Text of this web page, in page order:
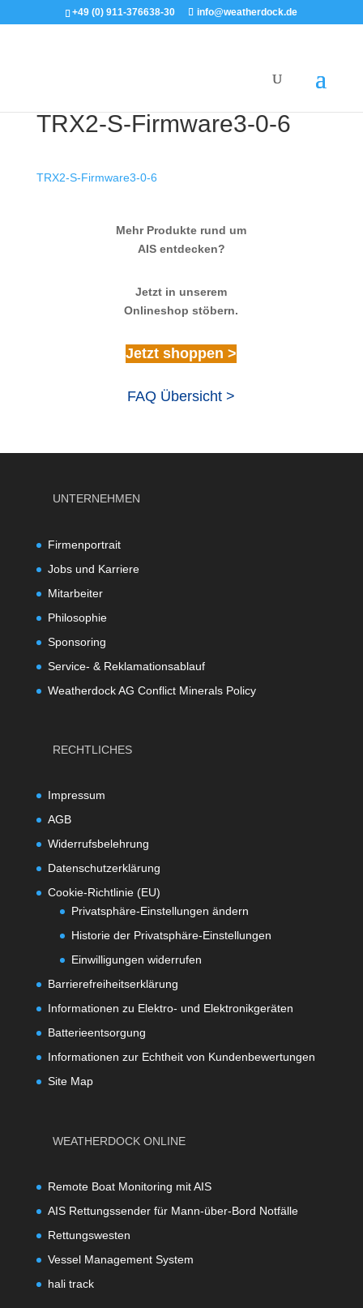
+49 (0) 911-376638-30 info@weatherdock.de
TRX2-S-Firmware3-0-6
TRX2-S-Firmware3-0-6
Mehr Produkte rund um
AIS entdecken?
Jetzt in unserem
Onlineshop stöbern.
Jetzt shoppen >
FAQ Übersicht >
UNTERNEHMEN
Firmenportrait
Jobs und Karriere
Mitarbeiter
Philosophie
Sponsoring
Service- & Reklamationsablauf
Weatherdock AG Conflict Minerals Policy
RECHTLICHES
Impressum
AGB
Widerrufsbelehrung
Datenschutzerklärung
Cookie-Richtlinie (EU)
Privatsphäre-Einstellungen ändern
Historie der Privatsphäre-Einstellungen
Einwilligungen widerrufen
Barrierefreiheitserklärung
Informationen zu Elektro- und Elektronikgeräten
Batterieentsorgung
Informationen zur Echtheit von Kundenbewertungen
Site Map
WEATHERDOCK ONLINE
Remote Boat Monitoring mit AIS
AIS Rettungssender für Mann-über-Bord Notfälle
Rettungswesten
Vessel Management System
hali track